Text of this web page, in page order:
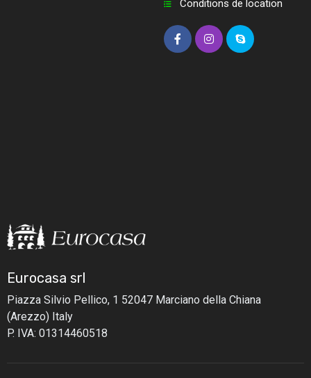
Eurocasa srl
Piazza Silvio Pellico, 1 52047 Marciano della Chiana
(Arezzo) Italy
P. IVA: 01314460518
Conditions de location